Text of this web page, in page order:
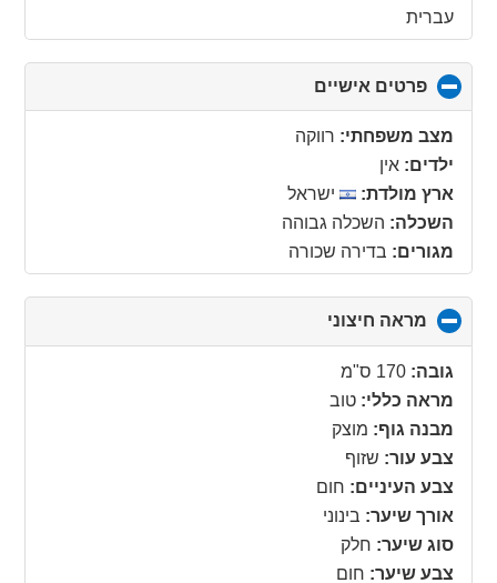
עברית
פרטים אישיים
to
collapse
מצב משפחתי: רווקה
ילדים: אין
ארץ מולדת:
ישראל
השכלה: השכלה גבוהה
מגורים: בדירה שכורה
מראה חיצוני
to
גובה: 170 ס"מ
מראה כללי: טוב
מבנה גוף: מוצק
צבע עור: שזוף
צבע העיניים: חום
אורך שיער: בינוני
סוג שיער: חלק
צבע שיער: חום